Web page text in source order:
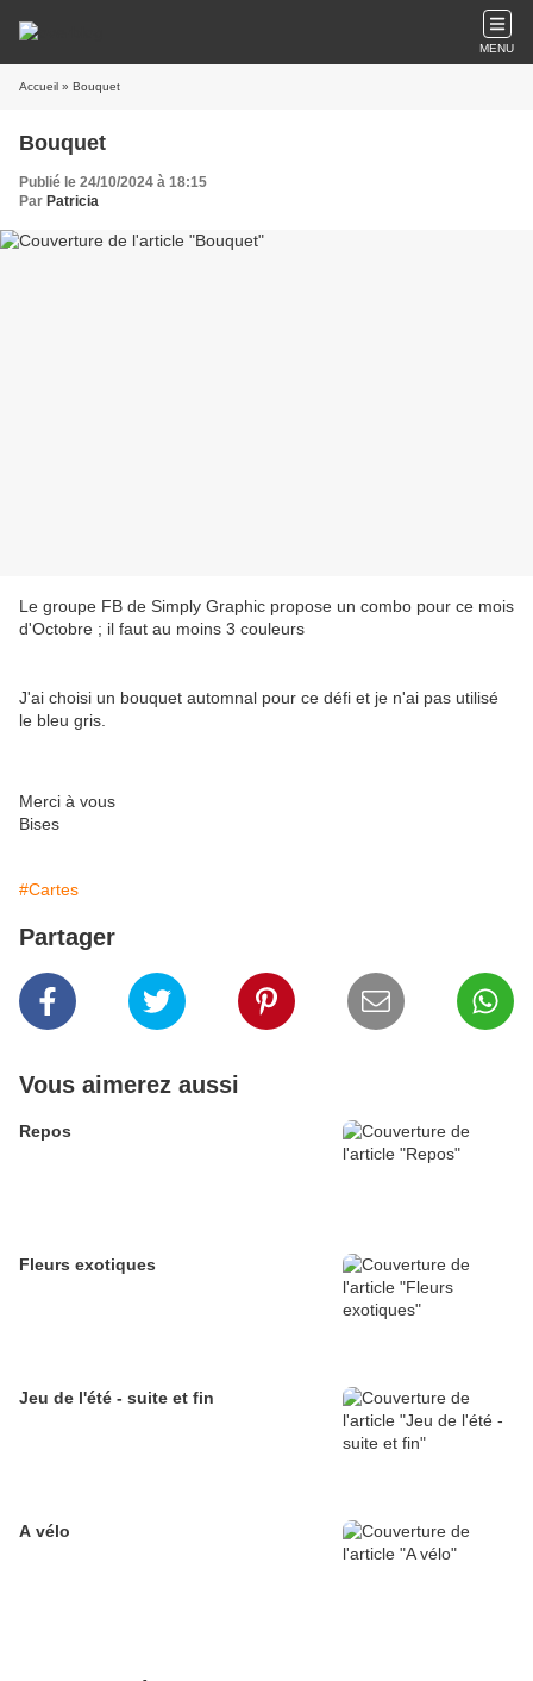
MENU
Accueil » Bouquet
Bouquet
Publié le 24/10/2024 à 18:15
Par Patricia
Le groupe FB de Simply Graphic propose un combo pour ce mois
d'Octobre ; il faut au moins 3 couleurs
J'ai choisi un bouquet automnal pour ce défi et je n'ai pas utilisé
le bleu gris.
Merci à vous
Bises
#Cartes
Partager
Vous aimerez aussi
Repos
Fleurs exotiques
Jeu de l'été - suite et fin
A vélo